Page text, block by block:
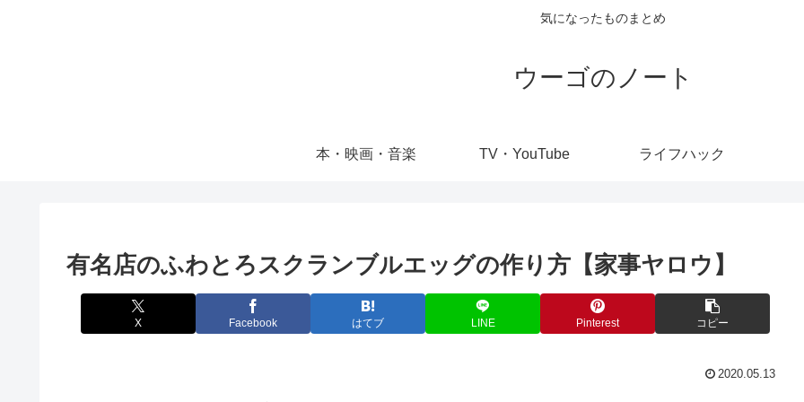
気になったものまとめ
ウーゴのノート
本・映画・音楽 TV・YouTube ライフハック
有名店のふわとろスクランブルエッグの作り方【家事ヤロウ】
X Facebook はてブ LINE Pinterest コピー
2020.05.13